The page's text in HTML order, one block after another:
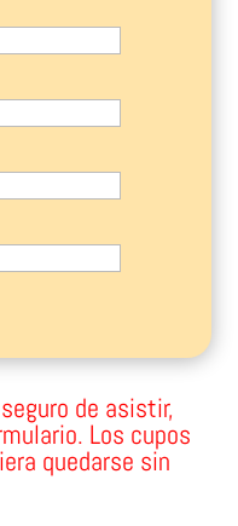
de asistir,
Los cupos
quedarse sin